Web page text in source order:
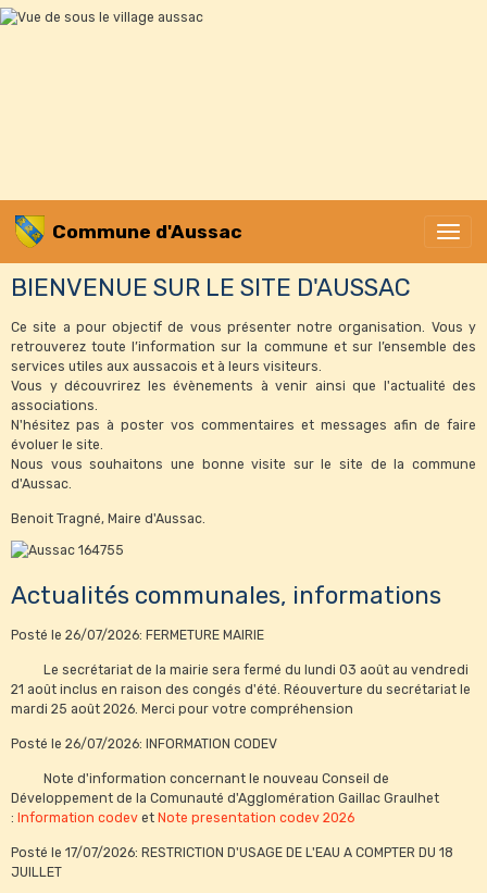
Commune d'Aussac
BIENVENUE SUR LE SITE D'AUSSAC
Ce site a pour objectif de vous présenter notre organisation. Vous y
retrouverez toute l’information sur la commune et sur l’ensemble des
services utiles aux aussacois et à leurs visiteurs.
Vous y découvrirez les évènements à venir ainsi que l'actualité des
associations.
N'hésitez pas à poster vos commentaires et messages afin de faire
évoluer le site.
Nous vous souhaitons une bonne visite sur le site de la commune
d'Aussac.
Benoit Tragné, Maire d'Aussac.
Actualités communales, informations
Posté le 26/07/2026: FERMETURE MAIRIE
Le secrétariat de la mairie sera fermé du lundi 03 août au vendredi
21 août inclus en raison des congés d'été. Réouverture du secrétariat le
mardi 25 août 2026. Merci pour votre compréhension
Posté le 26/07/2026: INFORMATION CODEV
Note d'information concernant le nouveau Conseil de
Développement de la Comunauté d'Agglomération Gaillac Graulhet
: Information codev et Note presentation codev 2026
Posté le 17/07/2026: RESTRICTION D'USAGE DE L'EAU A COMPTER DU 18
JUILLET